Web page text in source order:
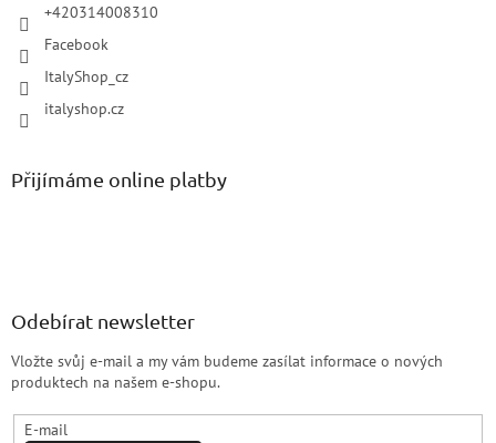
+420314008310
Facebook
ItalyShop_cz
italyshop.cz
Přijímáme online platby
Odebírat newsletter
Vložte svůj e-mail a my vám budeme zasílat informace o nových
produktech na našem e-shopu.
E-mail